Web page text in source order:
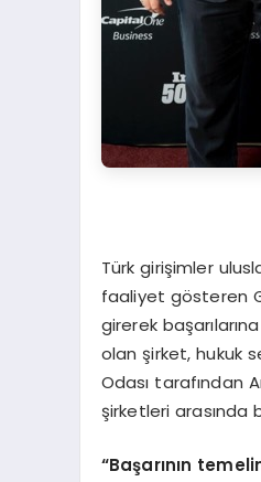
Türk girişimler
faaliyet gösteren
girerek
olan şirket, hukuk
Odası tarafından
şirketleri arasında
“Başarının